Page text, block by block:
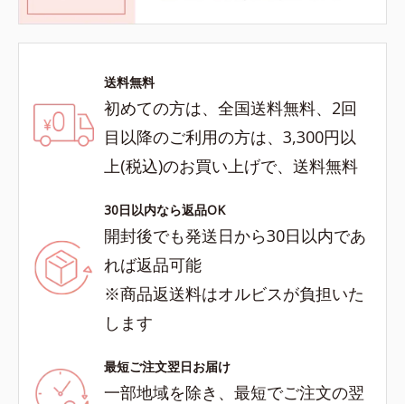
送料無料
初めての方は、全国送料無料、2回
目以降のご利用の方は、3,300円以
上(税込)のお買い上げで、送料無料
30日以内なら返品OK
開封後でも発送日から30日以内であ
れば返品可能
※商品返送料はオルビスが負担いた
します
最短ご注文翌日お届け
一部地域を除き、最短でご注文の翌